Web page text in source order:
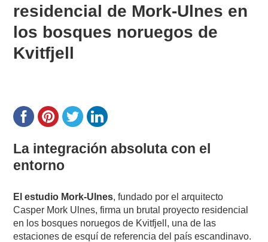
residencial de Mork-Ulnes en
los bosques noruegos de
Kvitfjell
La integración absoluta con el
entorno
El estudio Mork-Ulnes, fundado por el arquitecto
Casper Mork Ulnes, firma un brutal proyecto residencial
en los bosques noruegos de Kvitfjell, una de las
estaciones de esquí de referencia del país escandinavo.